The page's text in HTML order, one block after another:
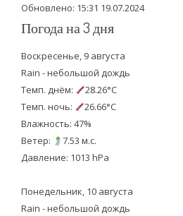
Обновлено: 15:31 19.07.2024
Погода на 3 дня
Воскресенье, 9 августа
Rain - небольшой дождь
Темп. днём:
28.26°C
Темп. ночь:
26.66°C
Влажность: 47%
Ветер:
7.53 м.с.
Давление: 1013 hPa
Понедельник, 10 августа
Rain - небольшой дождь